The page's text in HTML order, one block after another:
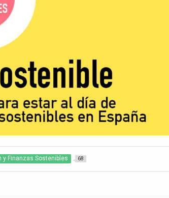
y Finanzas Sostenibles 68